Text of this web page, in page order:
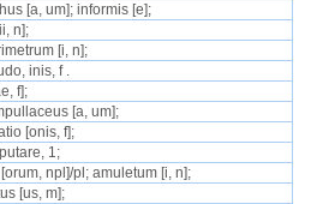
[a, um]; informis [e];
n];
[i, n];
inis, f .
f];
[a, um];
[onis, f];
1;
npl]/pl; amuletum [i, n];
[us, m];